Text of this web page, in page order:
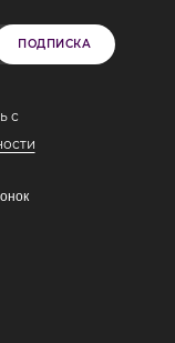
ПОДПИСКА
с